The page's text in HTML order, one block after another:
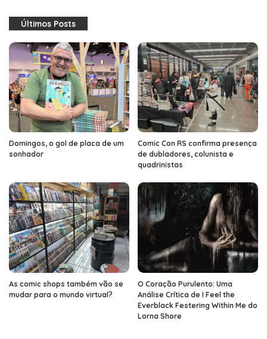
Últimos Posts
Domingos, o gol de placa de um
sonhador
Comic Con RS confirma presença
de dubladores, colunista e
quadrinistas
As comic shops também vão se
mudar para o mundo virtual?
O Coração Purulento: Uma
Análise Crítica de I Feel the
Everblack Festering Within Me do
Lorna Shore